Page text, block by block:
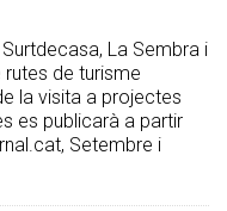
La Sembra i
rutes de turisme
la visita a projectes
es publicarà a partir
Setembre i